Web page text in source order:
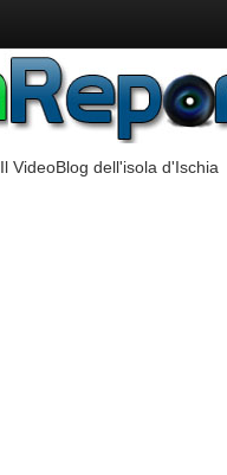
Il VideoBlog dell'isola d'Ischia